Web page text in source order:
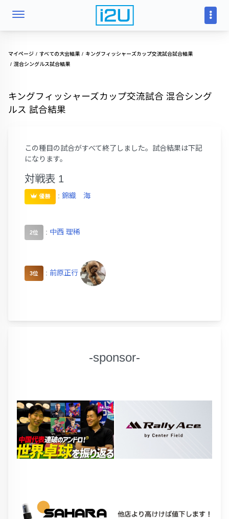
マイページ すべての大会結果
キングフィッシャーズカップ交流試合試合結果
混合シングルス試合結果
キングフィッシャーズカップ交流試合 混合シング
ルス 試合結果
この種目の試合がすべて終了しました。試合結果は下記
になります。
対戦表 1
優勝 : 錦織 海
2位 : 中西 理稀
3位 : 前原正行
-sponsor-